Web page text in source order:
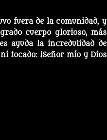
fuera de la comunidad, y
cuerpo glorioso, más
ayuda la incredulidad de
tocado: ¡Señor mío y Dios